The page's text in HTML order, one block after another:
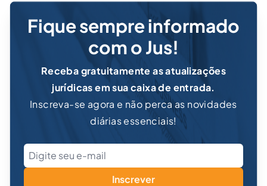
Fique sempre informado
com o Jus!
Receba gratuitamente as atualizações
jurídicas em sua caixa de entrada.
Inscreva-se agora e não perca as novidades
diárias essenciais!
Inscrever